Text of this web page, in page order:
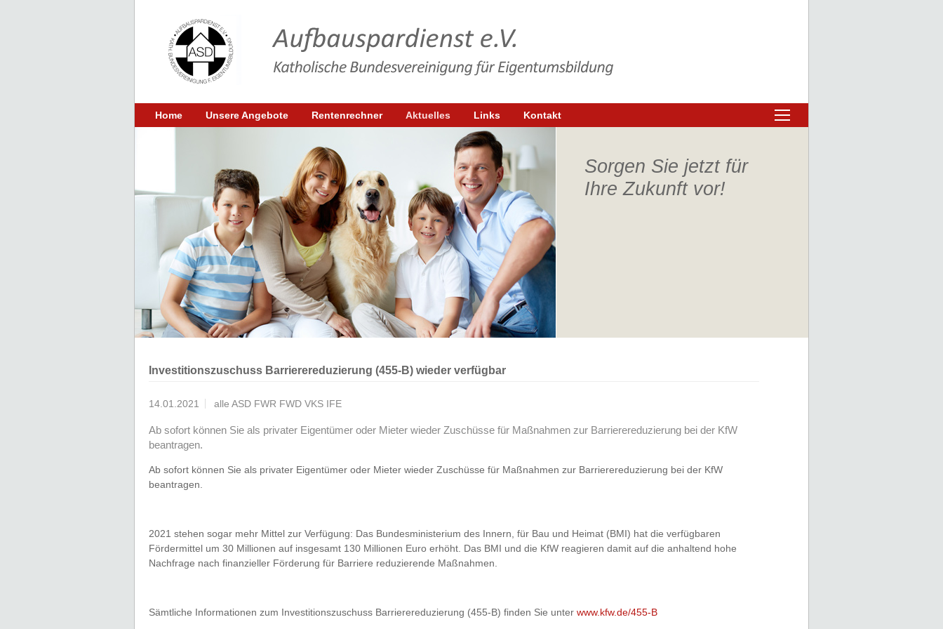
Home Unsere Angebote Rentenrechner Aktuelles Links Kontakt
Sorgen Sie jetzt für
Ihre Zukunft vor!
Investitionszuschuss Barrierereduzierung (455-B) wieder verfügbar
14.01.2021 alle ASD FWR FWD VKS IFE
Ab sofort können Sie als privater Eigentümer oder Mieter wieder Zuschüsse für Maßnahmen zur Barrierereduzierung bei der KfW
beantragen.
Ab sofort können Sie als privater Eigentümer oder Mieter wieder Zuschüsse für Maßnahmen zur Barrierereduzierung bei der KfW
beantragen.
2021 stehen sogar mehr Mittel zur Verfügung: Das Bundesministerium des Innern, für Bau und Heimat (BMI) hat die verfügbaren
Fördermittel um 30 Millionen auf insgesamt 130 Millionen Euro erhöht. Das BMI und die KfW reagieren damit auf die anhaltend hohe
Nachfrage nach finanzieller Förderung für Barriere reduzierende Maßnahmen.
Sämtliche Informationen zum Investitionszuschuss Barrierereduzierung (455-B) finden Sie unter www.kfw.de/455-B